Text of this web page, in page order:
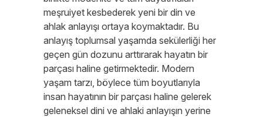
meşruiyet kesbederek yeni bir din ve
ahlak anlayışı ortaya koymaktadır. Bu
anlayış toplumsal yaşamda sekülerliği her
geçen gün dozunu arttırarak hayatın bir
parçası haline getirmektedir. Modern
yaşam tarzı, böylece tüm boyutlarıyla
insan hayatının bir parçası haline gelerek
geleneksel dini ve ahlaki anlayışın yerine